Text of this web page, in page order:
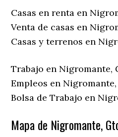
Casas en renta en
Venta de casas en
Casas y terrenos en
Trabajo en Nigromante,
Empleos en
Bolsa de Trabajo en
Mapa de Nigromante,